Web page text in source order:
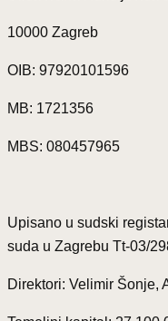
10000 Zagreb
OIB: 97920101596
MB: 1721356
MBS: 080457965
Upisano u sudski
suda u Zagrebu Tt-03/
Direktori: Velimir Šonje,